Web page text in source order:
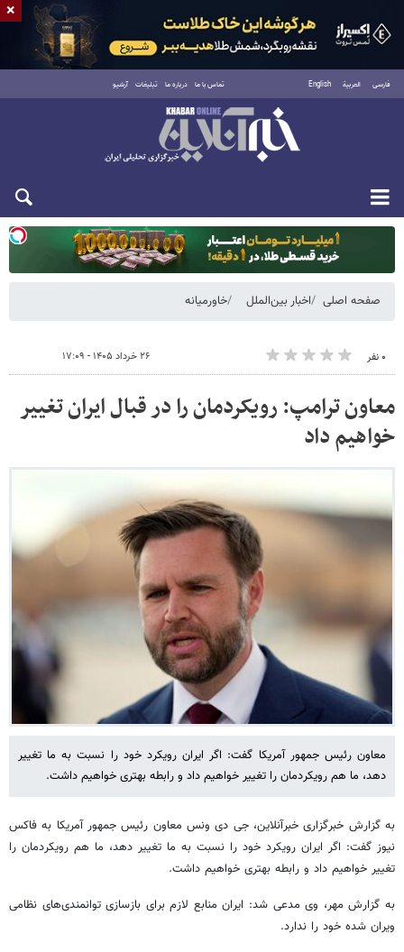
فارسی العربية English تماس با ما درباره ما تبلیغات آرشیو
یکشنبه ۱۸ مرداد ۱۴۰۵
صفحه اصلی اخبار بین‌الملل خاورمیانه
۰ نفر ۲۶ خرداد ۱۴۰۵ - ۱۷:۰۹
معاون ترامپ: رویکردمان را در قبال ایران تغییر
خواهیم داد
معاون رئیس جمهور آمریکا گفت: اگر ایران رویکرد خود را نسبت به ما تغییر
دهد، ما هم رویکردمان را تغییر خواهیم داد و رابطه بهتری خواهیم داشت.
به گزارش خبرگزاری خبرآنلاین، جی دی ونس معاون رئیس جمهور آمریکا به فاکس
نیوز گفت: اگر ایران رویکرد خود را نسبت به ما تغییر دهد، ما هم رویکردمان را
تغییر خواهیم داد و رابطه بهتری خواهیم داشت.
به گزارش مهر، وی مدعی شد: ایران منابع لازم برای بازسازی توانمندی‌های نظامی
ویران شده خود را ندارد.
×